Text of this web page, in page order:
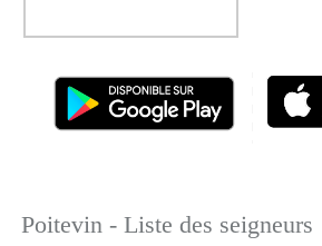
Poitevin - Liste des seigneurs